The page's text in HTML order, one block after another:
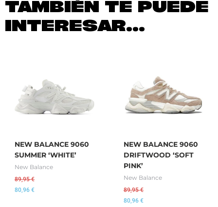
TAMBIÉN TE PUEDE
INTERESAR...
NEW BALANCE 9060
SUMMER ‘WHITE’
New Balance
89,95€
80,96 €
NEW BALANCE 9060
DRIFTWOOD ‘SOFT
PINK’
New Balance
89,95€
80,96 €